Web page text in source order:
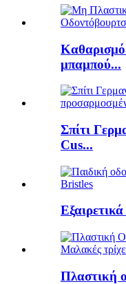
μπαμπού...
Σπίτι
Cus...
Πλαστική